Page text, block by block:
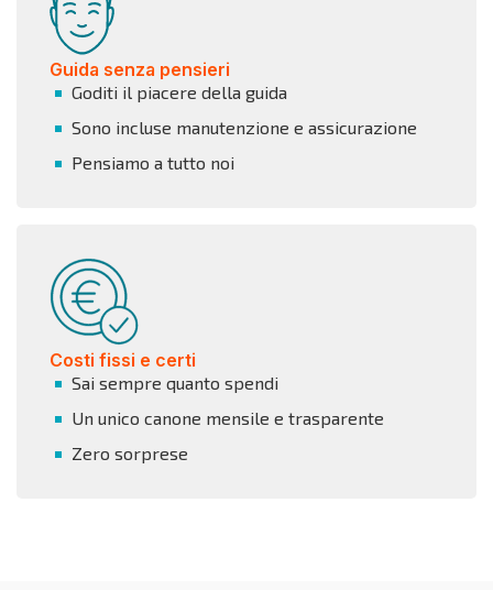
Guida senza pensieri
Goditi il piacere della guida
Sono incluse manutenzione e assicurazione
Pensiamo a tutto noi
Costi fissi e certi
Sai sempre quanto spendi
Un unico canone mensile e trasparente
Zero sorprese